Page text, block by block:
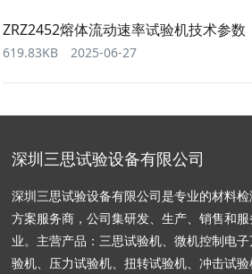
ZRZ2452熔体流动速率试验机技术参数
619.83KB 2025-06-27
深圳三思试验设备有限公司
深圳三思试验设备有限公司是专业的材料
方案服务商，公司集研发、生产、销售和
业。主营产品：三思试验机、微机控制电
验机、压力试验机、扭转试验机、冲击试